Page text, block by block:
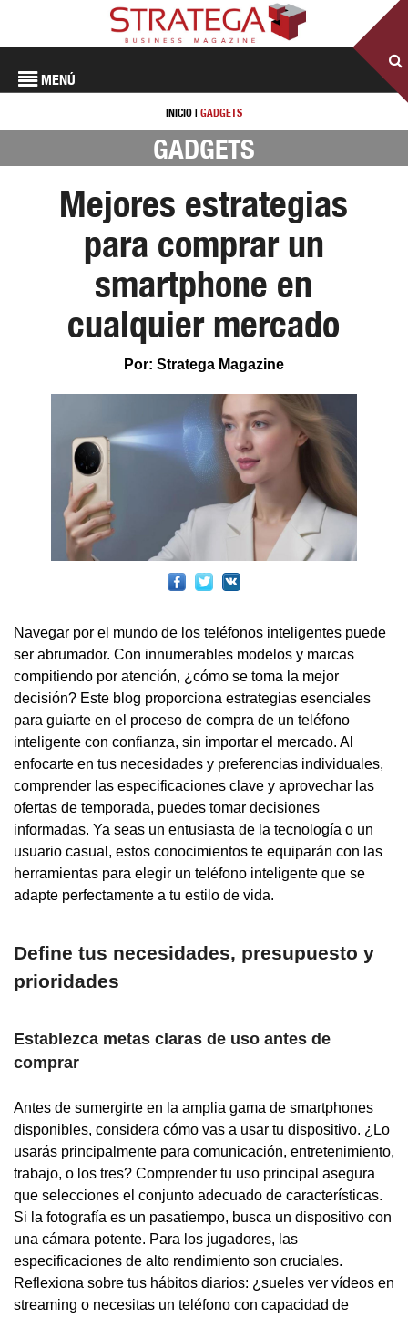
MENÚ
INICIO | GADGETS
GADGETS
Mejores estrategias
para comprar un
smartphone en
cualquier mercado
Por: Stratega Magazine
Navegar por el mundo de los teléfonos inteligentes puede
ser abrumador. Con innumerables modelos y marcas
compitiendo por atención, ¿cómo se toma la mejor
decisión? Este blog proporciona estrategias esenciales
para guiarte en el proceso de compra de un teléfono
inteligente con confianza, sin importar el mercado. Al
enfocarte en tus necesidades y preferencias individuales,
comprender las especificaciones clave y aprovechar las
ofertas de temporada, puedes tomar decisiones
informadas. Ya seas un entusiasta de la tecnología o un
usuario casual, estos conocimientos te equiparán con las
herramientas para elegir un teléfono inteligente que se
adapte perfectamente a tu estilo de vida.
Define tus necesidades, presupuesto y
prioridades
Establezca metas claras de uso antes de
comprar
Antes de sumergirte en la amplia gama de smartphones
disponibles, considera cómo vas a usar tu dispositivo. ¿Lo
usarás principalmente para comunicación, entretenimiento,
trabajo, o los tres? Comprender tu uso principal asegura
que selecciones el conjunto adecuado de características.
Si la fotografía es un pasatiempo, busca un dispositivo con
una cámara potente. Para los jugadores, las
especificaciones de alto rendimiento son cruciales.
Reflexiona sobre tus hábitos diarios: ¿sueles ver vídeos en
streaming o necesitas un teléfono con capacidad de